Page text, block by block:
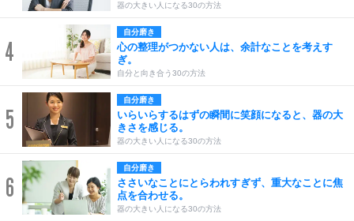
器の大きい人になる30の方法
4
自分磨き
心の整理がつかない人は、余計なことを考えす
ぎ。
自分と向き合う30の方法
5
自分磨き
いらいらするはずの瞬間に笑顔になると、器の大
きさを感じる。
器の大きい人になる30の方法
6
自分磨き
ささいなことにとらわれすぎず、重大なことに焦
点を合わせる。
器の大きい人になる30の方法